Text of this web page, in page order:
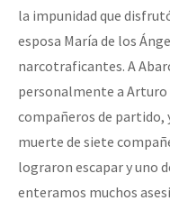
Semillero Guerra contra
la naturaleza bajo
Medios Libres
COVID-19
la impunidad que
esposa María de los
narcotraficantes. A
personalmente a Arturo
compañeros de partido,
muerte de siete
lograron escapar y uno
enteramos muchos